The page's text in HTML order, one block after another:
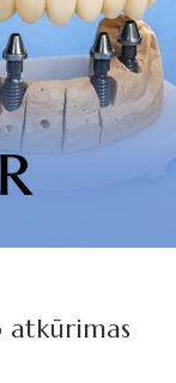
atkūrimas